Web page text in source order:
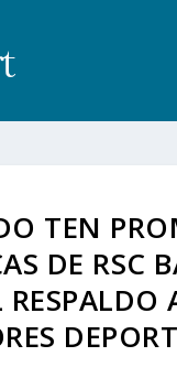
TEN
DE RSC
RESPALDO